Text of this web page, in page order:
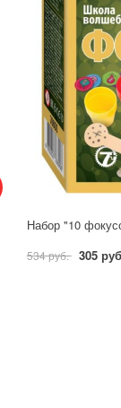
Набор "10
534 руб. 305